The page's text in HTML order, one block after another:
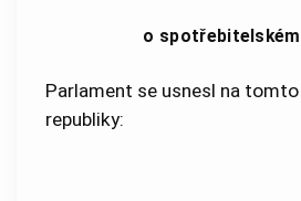
o
Parlament se usnesl na
republiky: